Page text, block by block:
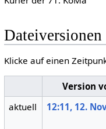
Dateiversionen
Klicke auf einen
Version
aktuell
12:11, 12.